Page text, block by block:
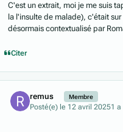
C'est un extrait, moi je me suis
la l'insulte de malade), c'était
désormais contextualisé par
Citer
remus Membre
Posté(e) le 12 avril 20251 a